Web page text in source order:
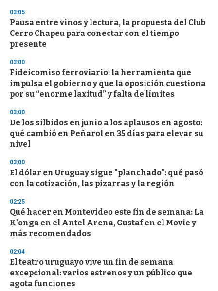
d
s
03:05
Pausa entre vinos y lectura, la propuesta del Club
Cerro Chapeu para conectar con el tiempo
presente
03:00
Fideicomiso ferroviario: la herramienta que
impulsa el gobierno y que la oposición cuestiona
por su “enorme laxitud” y falta de límites
03:00
De los silbidos en junio a los aplausos en agosto:
qué cambió en Peñarol en 35 días para elevar su
nivel
03:00
El dólar en Uruguay sigue "planchado": qué pasó
con la cotización, las pizarras y la región
02:25
Qué hacer en Montevideo este fin de semana: La
K'onga en el Antel Arena, Gustaf en el Movie y
más recomendados
02:04
El teatro uruguayo vive un fin de semana
excepcional: varios estrenos y un público que
agota funciones